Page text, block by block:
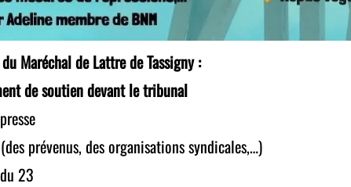
Maréchal de Lattre de Tassigny :
de soutien devant le tribunal
prévenus, des organisations syndicales,…)
23